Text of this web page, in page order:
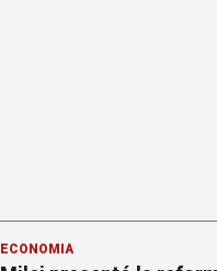
ECONOMÍA